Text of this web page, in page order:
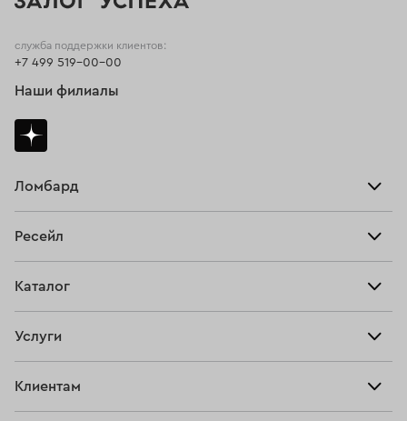
Ломбард
Тарифы
Ресейл
Купить
Прочие услуги
Каталог
Серьги
Услуги
Клиентам
служба поддержки клиентов:
+7 499 519-00-00
Наши филиалы